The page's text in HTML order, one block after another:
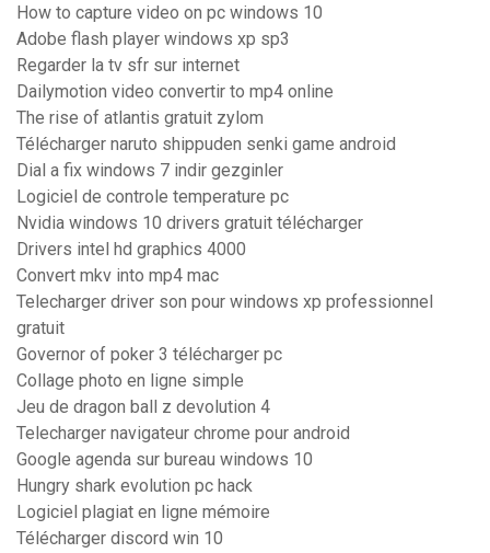
How to capture video on pc windows 10
Adobe flash player windows xp sp3
Regarder la tv sfr sur internet
Dailymotion video convertir to mp4 online
The rise of atlantis gratuit zylom
Télécharger naruto shippuden senki game android
Dial a fix windows 7 indir gezginler
Logiciel de controle temperature pc
Nvidia windows 10 drivers gratuit télécharger
Drivers intel hd graphics 4000
Convert mkv into mp4 mac
Telecharger driver son pour windows xp professionnel
gratuit
Governor of poker 3 télécharger pc
Collage photo en ligne simple
Jeu de dragon ball z devolution 4
Telecharger navigateur chrome pour android
Google agenda sur bureau windows 10
Hungry shark evolution pc hack
Logiciel plagiat en ligne mémoire
Télécharger discord win 10